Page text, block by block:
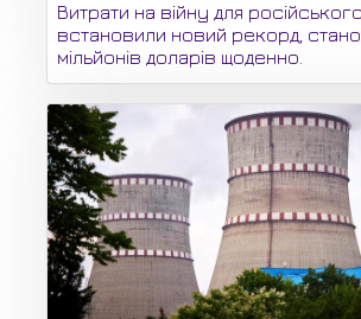
Витрати на війну для
встановили новий рекорд,
мільйонів доларів щоденно.